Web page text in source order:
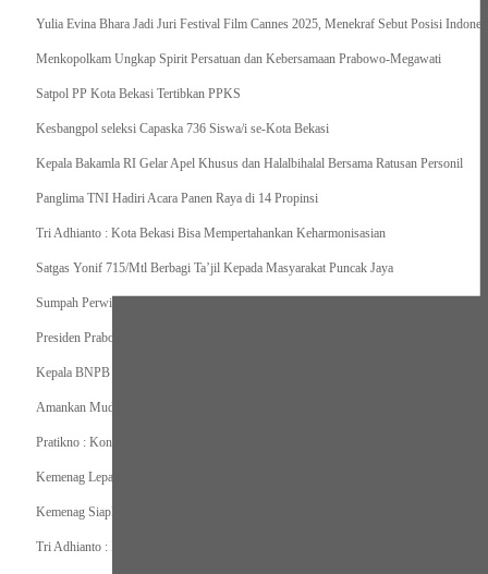
Yulia Evina Bhara Jadi Juri Festival Film Cannes 2025, Menekraf Sebut Posisi
Menkopolkam Ungkap Spirit Persatuan dan Kebersamaan Prabowo-Megawati
Satpol PP Kota Bekasi Tertibkan PPKS
Kesbangpol seleksi Capaska 736 Siswa/i se-Kota Bekasi
Kepala Bakamla RI Gelar Apel Khusus dan Halalbihalal Bersama Ratusan Personil
Panglima TNI Hadiri Acara Panen Raya di 14 Propinsi
Tri Adhianto : Kota Bekasi Bisa Mempertahankan Keharmonisasian
Satgas Yonif 715/Mtl Berbagi Ta’jil Kepada Masyarakat Puncak Jaya
Sumpah Perwira Sebagai Janji Suci Pegangan Seumur Hidup
Presiden Prabowo Serahkan Zakat kepada BAZNAS di Istana Negara
Kepala BNPB Himbau Pemda Waspada Potensi Bencana Saat Lebaran
Amankan Mudik, Panglima TNI Kerahkan 66714 Personel Dan Alutsista
Pratikno : Kondisi Keamanan di Yahukimo Terkendali, Layanan Pendidikan dan
Kemenag Lepas Ratusan Peserta Program Mudik Gratis 1446 H/2025M
Kemenag Siapkan 6.180 Posko Masjid Ramah Mudik Lebaran 2025
Tri Adhianto : Barang Kadaluarsa Segera di Kembalikan